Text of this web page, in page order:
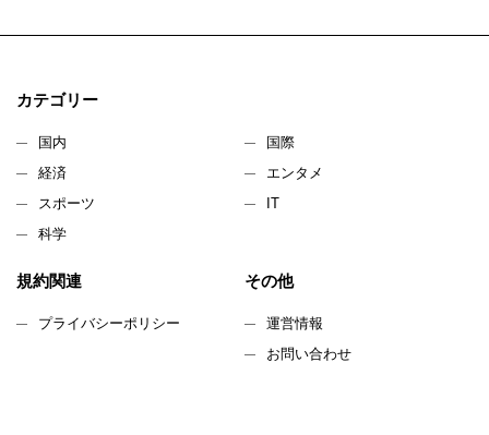
カテゴリー
国内
国際
経済
エンタメ
スポーツ
IT
科学
規約関連
プライバシーポリシー
その他
運営情報
お問い合わせ